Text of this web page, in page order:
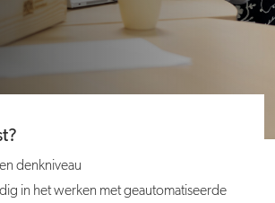
denkniveau
in het werken met geautomatiseerde